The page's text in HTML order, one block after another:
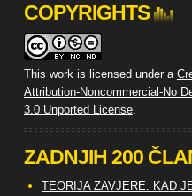
COPYRIGHTS
This work is licensed under a
Attribution-Noncommercial-No
3.0 Unported License.
ZADNJIH 200
TEORIJA ZAVJERE: KAD